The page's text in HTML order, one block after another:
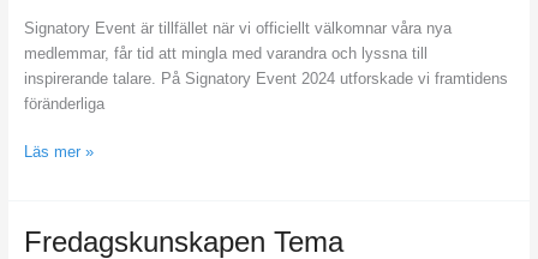
Signatory Event är tillfället när vi officiellt välkomnar våra nya
medlemmar, får tid att mingla med varandra och lyssna till
inspirerande talare. På Signatory Event 2024 utforskade vi framtidens
föränderliga
vi
på
väg?
Läs mer »
Fredagskunskapen Tema
Fredagskunskapen